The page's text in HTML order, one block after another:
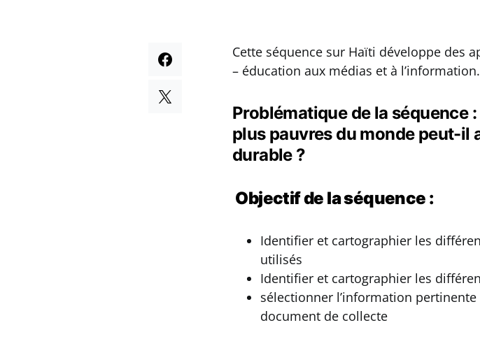
Cette séquence sur Haïti développe des
– éducation aux médias et à l’information.
Problématique de la séquence
plus pauvres du monde peut-il
durable ?
Objectif de la séquence :
Identifier et cartographier les
utilisés
Identifier et cartographier les
sélectionner l’information
document de collecte